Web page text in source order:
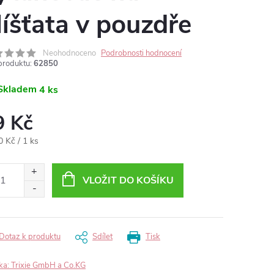
v pouzdře
Neohodnoceno Podrobnosti hodnocení
62850
4 ks
Kč
Kč / 1 ks
VLOŽIT DO KOŠÍKU
Tisk
Dotaz k produktu Sdílet
Trixie GmbH a Co.KG